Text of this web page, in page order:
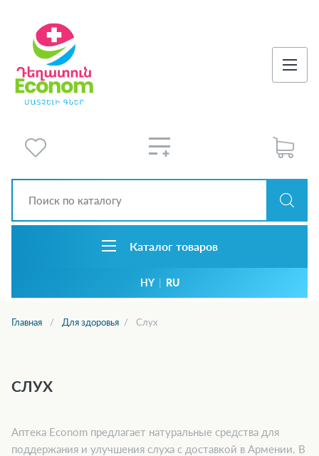
Каталог товаров
HY | RU
Главная Для здоровья Слух
СЛУХ
Аптека Econom предлагает натуральные средства для
поддержания и улучшения слуха с доставкой в Армении. В